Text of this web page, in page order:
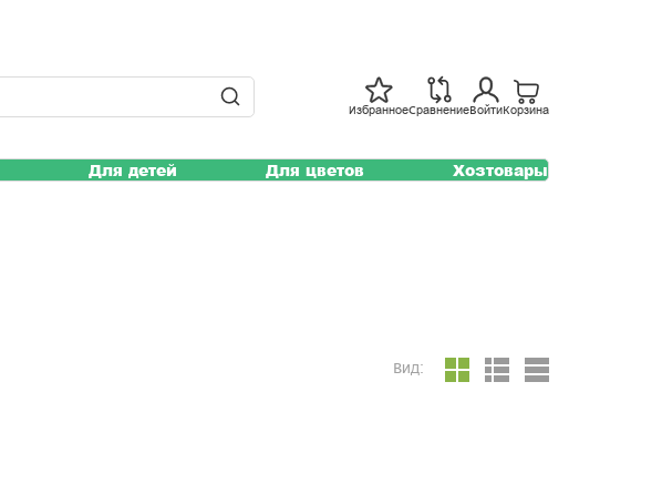
ИзбранноеСравнение Войти Корзина
Для детей Для цветов Хозтовары
Вид: